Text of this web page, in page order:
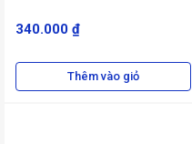
340.000 ₫
Thêm vào giỏ